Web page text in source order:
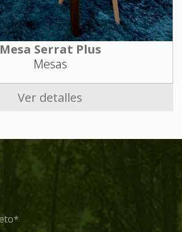
Mesa Serrat Plus
Mesas
Ver detalles